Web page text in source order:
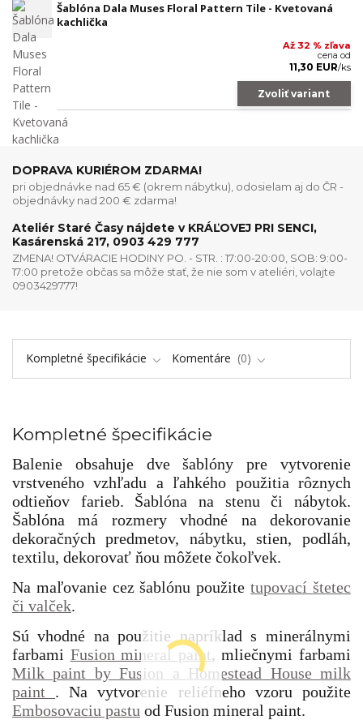
Šablóna Dala Muses Floral Pattern Tile - Kvetovaná
kachlička
Až 32 % zľava
cena od
11,30 EUR/ks
Zvoliť variant
DOPRAVA KURIÉROM ZDARMA!
pri objednávke nad 65 € (okrem nábytku), odosielam aj do ČR -
objednávky nad 200 € zdarma!
Ateliér Staré Časy nájdete v KRÁĽOVEJ PRI SENCI,
Kasárenská 217, 0903 429 777
ZMENA! OTVÁRACIE HODINY PO. - STR. : 17:00-20:00, SOB: 9:00-
17:00 pretože občas sa môže stať, že nie som v ateliéri, volajte
0903429777!
Kompletné špecifikácie Komentáre 0
Kompletné špecifikácie
Balenie obsahuje dve šablóny pre vytvorenie
vrstveného vzhľadu a ľahkého použitia rôznych
odtieňov farieb. Šablóna na stenu či nábytok.
Šablóna má rozmery vhodné na dekorovanie
dekoračných predmetov, nábytku, stien, podláh,
textilu, dekorovať ňou môžete čokoľvek.
Na maľovanie cez šablónu použitetupovací štetec
či valček.
Sú vhodné na použitie napríklad s minerálnymi
farbami Fusion mineral paint, mliečnymi farbami
Milk paint by Fusion a Homestead House milk
paint . Na vytvorenie reliéfneho vzoru použite
Embosovaciu pastu od Fusion mineral paint.